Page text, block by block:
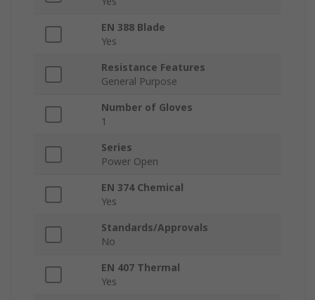
EN 388 Blade
Yes
Resistance Features
General Purpose
Number of Gloves
1
Series
Power Open
EN 374 Chemical
Yes
Standards/Approvals
No
EN 407 Thermal
Yes